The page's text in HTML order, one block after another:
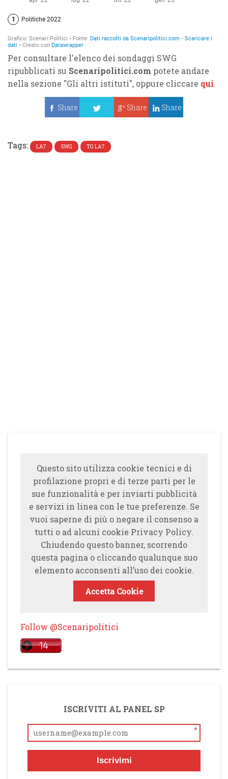
Per consultare l'elenco dei sondaggi SWG
ripubblicati su Scenaripolitici.com potete andare
nella sezione "Gli altri istituti", oppure cliccare qui.
Share
Share Share
Tags: LA7 SWG TG LA7
Questo sito utilizza cookie tecnici e di
profilazione propri e di terze parti per le
sue funzionalità e per inviarti pubblicità
e servizi in linea con le tue preferenze. Se
vuoi saperne di più o negare il consenso a
tutti o ad alcuni cookie Privacy Policy.
Chiudendo questo banner, scorrendo
questa pagina o cliccando qualunque suo
elemento acconsenti all’uso dei cookie.
Accetta Cookie
Follow @Scenaripolitici
ISCRIVITI AL PANEL SP
*
Iscrivimi